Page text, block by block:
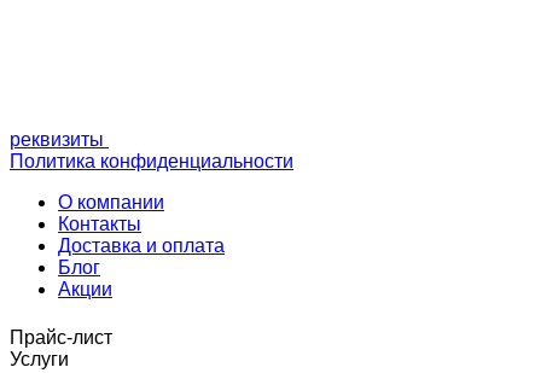
реквизиты
Политика конфиденциальности
О компании
Контакты
Доставка и оплата
Блог
Акции
Прайс-лист
Услуги